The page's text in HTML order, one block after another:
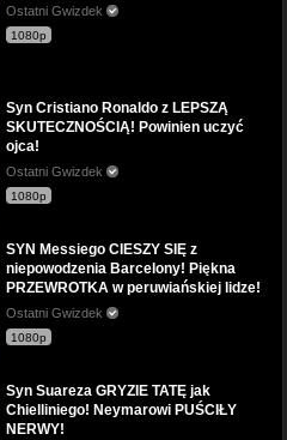
Ostatni Gwizdek
1080p
Syn Cristiano Ronaldo z LEPSZĄ
SKUTECZNOŚCIĄ! Powinien uczyć
ojca!
Ostatni Gwizdek
1080p
SYN Messiego CIESZY SIĘ z
niepowodzenia Barcelony! Piękna
PRZEWROTKA w peruwiańskiej lidze!
Ostatni Gwizdek
1080p
Syn Suareza GRYZIE TATĘ jak
Chielliniego! Neymarowi PUŚCIŁY
NERWY!